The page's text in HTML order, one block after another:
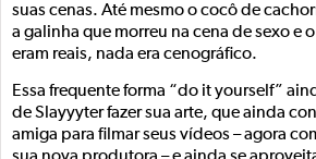
suas cenas. Até mesmo o cocô de
a galinha que morreu na cena de sexo e
eram reais, nada era cenográfico.
Essa frequente forma “do it yourself”
de Slayyyter fazer sua arte, que ainda
amiga para filmar seus vídeos – agora